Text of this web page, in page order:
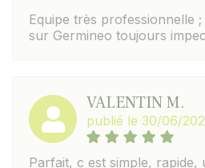
Equipe très professionnelle
sur Germineo toujours
VALENTIN M.
publié le 30/06/
Parfait, c est simple, rapide,